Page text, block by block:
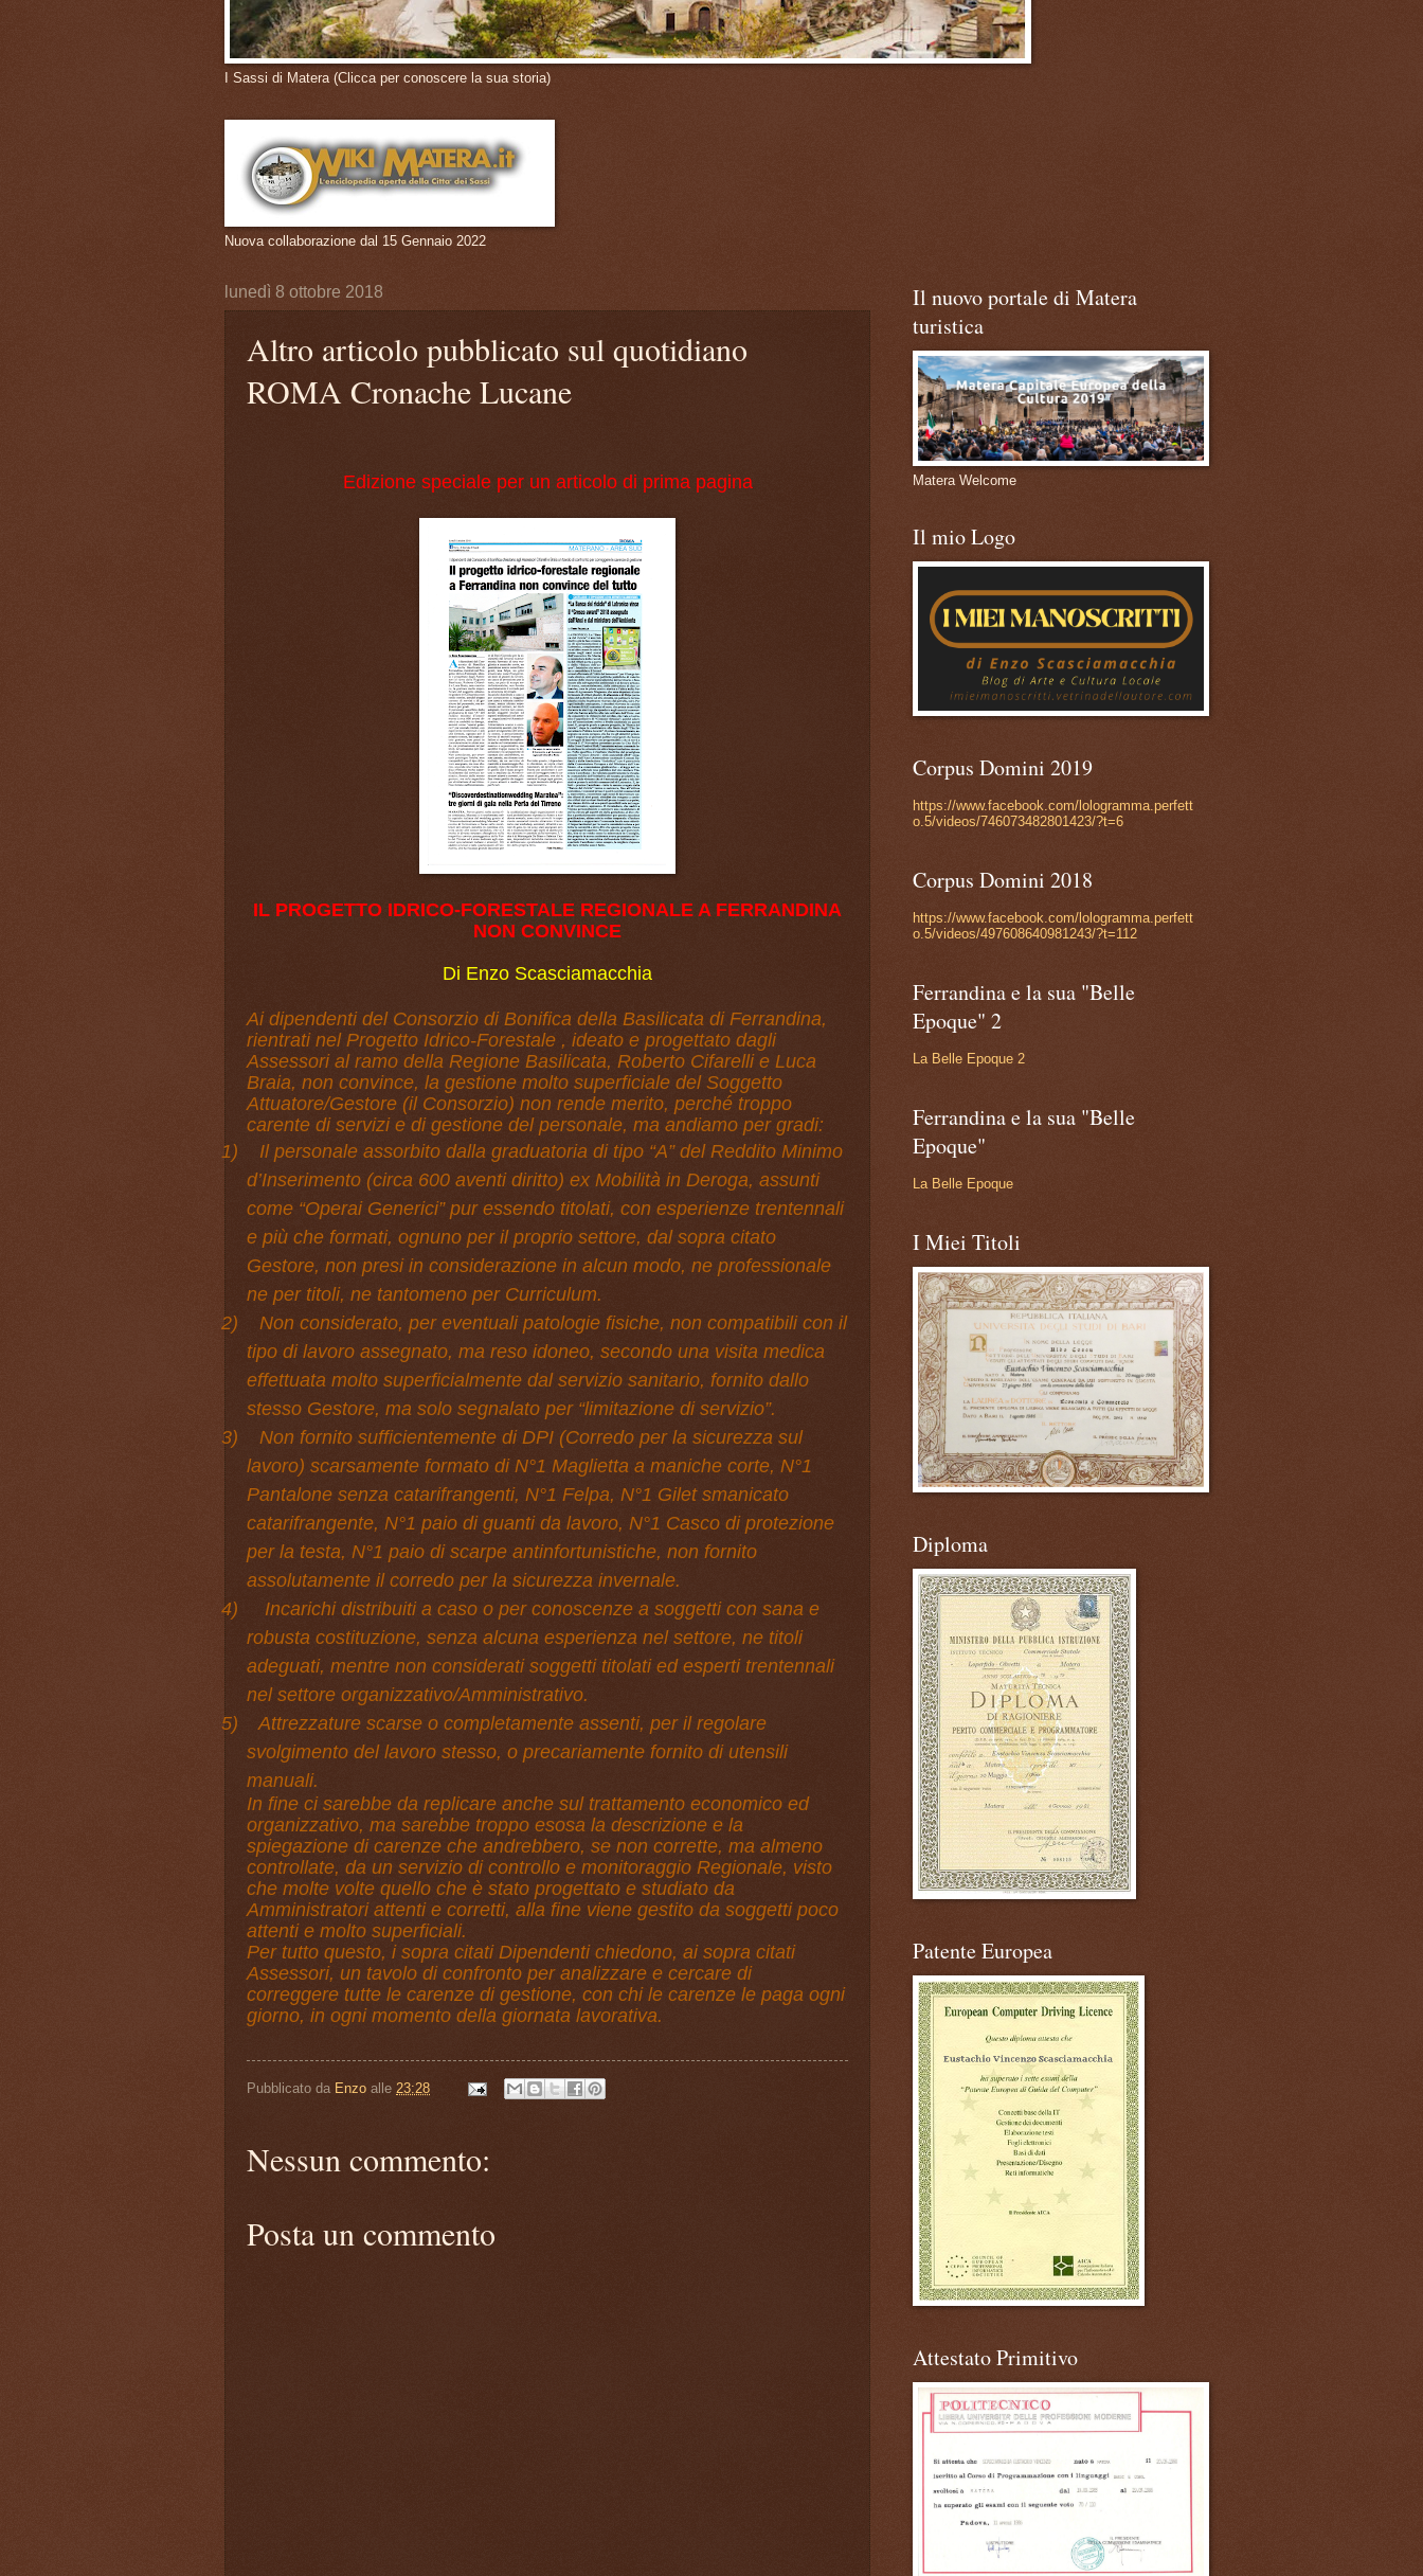
I Sassi di Matera (Clicca per conoscere la sua storia)
Nuova collaborazione dal 15 Gennaio 2022
lunedì 8 ottobre 2018
Altro articolo pubblicato sul quotidiano
ROMA Cronache Lucane
Edizione speciale per un articolo di prima pagina
IL PROGETTO IDRICO-FORESTALE REGIONALE A FERRANDINA
NON CONVINCE
Di Enzo Scasciamacchia
Ai dipendenti del Consorzio di Bonifica della Basilicata di Ferrandina,
rientrati nel Progetto Idrico-Forestale , ideato e progettato dagli
Assessori al ramo della Regione Basilicata, Roberto Cifarelli e Luca
Braia, non convince, la gestione molto superficiale del Soggetto
Attuatore/Gestore (il Consorzio) non rende merito, perché troppo
carente di servizi e di gestione del personale, ma andiamo per gradi:
1)
Il personale assorbito dalla graduatoria di tipo “A” del Reddito Minimo
d’Inserimento (circa 600 aventi diritto) ex Mobilità in Deroga, assunti
come “Operai Generici” pur essendo titolati, con esperienze trentennali
e più che formati, ognuno per il proprio settore, dal sopra citato
Gestore, non presi in considerazione in alcun modo, ne professionale
ne per titoli, ne tantomeno per Curriculum.
2)
Non considerato, per eventuali patologie fisiche, non compatibili con il
tipo di lavoro assegnato, ma reso idoneo, secondo una visita medica
effettuata molto superficialmente dal servizio sanitario, fornito dallo
stesso Gestore, ma solo segnalato per “limitazione di servizio”.
3)
Non fornito sufficientemente di DPI (Corredo per la sicurezza sul
lavoro) scarsamente formato di N°1 Maglietta a maniche corte, N°1
Pantalone senza catarifrangenti, N°1 Felpa, N°1 Gilet smanicato
catarifrangente, N°1 paio di guanti da lavoro, N°1 Casco di protezione
per la testa, N°1 paio di scarpe antinfortunistiche, non fornito
assolutamente il corredo per la sicurezza invernale.
4)
Incarichi distribuiti a caso o per conoscenze a soggetti con sana e
robusta costituzione, senza alcuna esperienza nel settore, ne titoli
adeguati, mentre non considerati soggetti titolati ed esperti trentennali
nel settore organizzativo/Amministrativo.
5)
Attrezzature scarse o completamente assenti, per il regolare
svolgimento del lavoro stesso, o precariamente fornito di utensili
manuali.
In fine ci sarebbe da replicare anche sul trattamento economico ed
organizzativo, ma sarebbe troppo esosa la descrizione e la
spiegazione di carenze che andrebbero, se non corrette, ma almeno
controllate, da un servizio di controllo e monitoraggio Regionale, visto
che molte volte quello che è stato progettato e studiato da
Amministratori attenti e corretti, alla fine viene gestito da soggetti poco
attenti e molto superficiali.
Per tutto questo, i sopra citati Dipendenti chiedono, ai sopra citati
Assessori, un tavolo di confronto per analizzare e cercare di
correggere tutte le carenze di gestione, con chi le carenze le paga ogni
giorno, in ogni momento della giornata lavorativa.
Pubblicato da Enzo alle 23:28
Nessun commento:
Posta un commento
Il nuovo portale di Matera
turistica
Matera Welcome
Il mio Logo
Corpus Domini 2019
https://www.facebook.com/lologramma.perfett
o.5/videos/746073482801423/?t=6
Corpus Domini 2018
https://www.facebook.com/lologramma.perfett
o.5/videos/497608640981243/?t=112
Ferrandina e la sua "Belle
Epoque" 2
La Belle Epoque 2
Ferrandina e la sua "Belle
Epoque"
La Belle Epoque
I Miei Titoli
Diploma
Patente Europea
Attestato Primitivo